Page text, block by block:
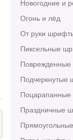
Новогодние и
Огонь и лёд
От руки
Пиксельные
Подчеркнутые
Праздничные